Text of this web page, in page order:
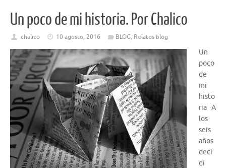
Un poco de mi historia. Por Chalico
chalico 10 agosto, 2016 BLOG, Relatos blog
Un
poco
de
mi
histo
ria A
los
seis
años
deci
dí